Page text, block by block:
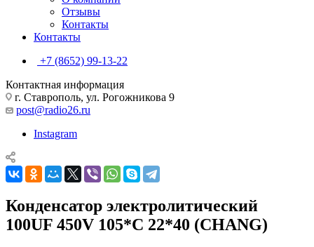
Отзывы
Контакты
Контакты
+7 (8652) 99-13-22
Контактная информация
г. Ставрополь, ул. Рогожникова 9
post@radio26.ru
Instagram
Конденсатор электролитический
100UF 450V 105*C 22*40 (CHANG)